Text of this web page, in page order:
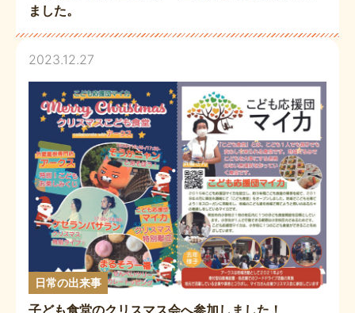
ました。
2023.12.27
日常の出来事
子ども食堂のクリスマス会へ参加しました！